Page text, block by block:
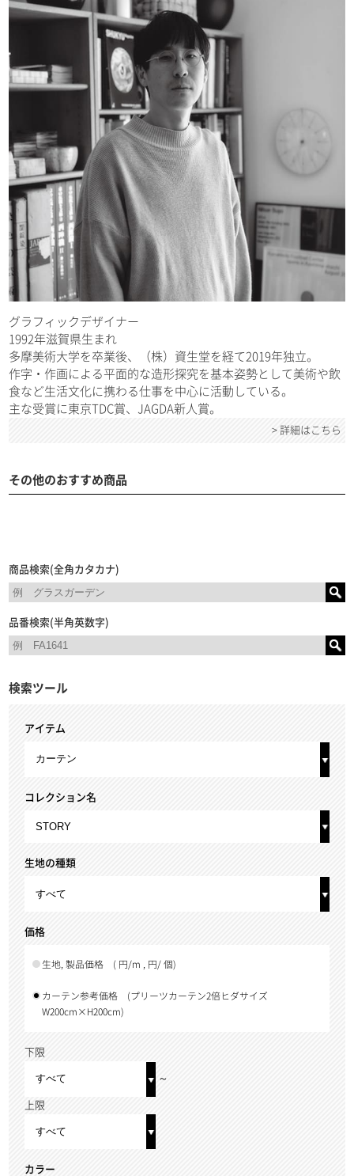
グラフィックデザイナー
1992年滋賀県生まれ
多摩美術大学を卒業後、（株）資生堂を経て2019年独立。
作字・作画による平面的な造形探究を基本姿勢として美術や飲
食など生活文化に携わる仕事を中心に活動している。
主な受賞に東京TDC賞、JAGDA新人賞。
> 詳細はこちら
その他のおすすめ商品
商品検索(全角カタカナ)
品番検索(半角英数字)
検索ツール
アイテム
コレクション名
生地の種類
価格
生地, 製品価格 ( 円/m , 円/ 個)
カーテン参考価格
(プリーツカーテン2倍ヒダサイズ
W200cm×H200cm)
下限
～
上限
カラー